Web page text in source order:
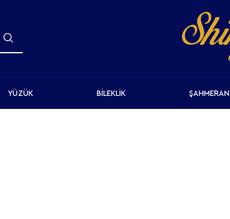
YÜZÜK BİLEKLİK ŞAHMERAN